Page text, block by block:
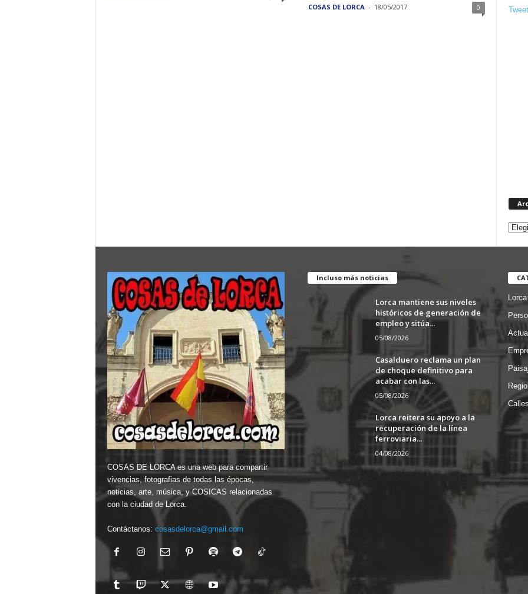
COSAS DE LORCA - 18/05/2017 0
COSAS DE LORCA es una web para compartir
vivencias, fotografias de todas las épocas,
noticias, arte, música, y COSICAS relacionadas
con la ciudad de Lorca.
Contáctanos: cosasdelorca@gmail.com
Incluso más noticias
Lorca mantiene sus niveles
históricos de generación de
empleo y sitúa...
05/08/2026
Casalduero reclama un plan
de choque definitivo para
acabar con las...
05/08/2026
Lorca reitera su apoyo a la
recuperación de la línea
ferroviaria...
04/08/2026
Lorca